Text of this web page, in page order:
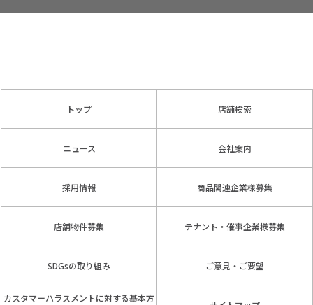
トップ 店舗検索
ニュース 会社案内
採用情報 商品関連企業様募集
店舗物件募集 テナント・催事企業様募集
SDGsの取り組み ご意見・ご要望
カスタマーハラスメントに対する基本方